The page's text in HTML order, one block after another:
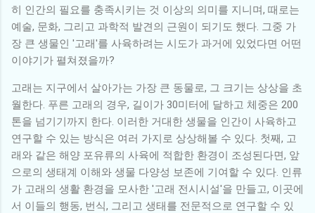
히 인간의 필요를 충족시키는 것 이상의 의미를 지니며, 때로는
예술, 문화, 그리고 과학적 발견의 근원이 되기도 했다. 그중 가
장 큰 생물인 '고래'를 사육하려는 시도가 과거에 있었다면 어떤
이야기가 펼쳐졌을까?
고래는 지구에서 살아가는 가장 큰 동물로, 그 크기는 상상을 초
월한다. 푸른 고래의 경우, 길이가 30미터에 달하고 체중은 200
톤을 넘기기까지 한다. 이러한 거대한 생물을 인간이 사육하고
연구할 수 있는 방식은 여러 가지로 상상해볼 수 있다. 첫째, 고
래와 같은 해양 포유류의 사육에 적합한 환경이 조성된다면, 앞
으로의 생태계 이해와 생물 다양성 보존에 기여할 수 있다. 인류
가 고래의 생활 환경을 모사한 '고래 전시시설'을 만들고, 이곳에
서 이들의 행동, 번식, 그리고 생태를 전문적으로 연구할 수 있